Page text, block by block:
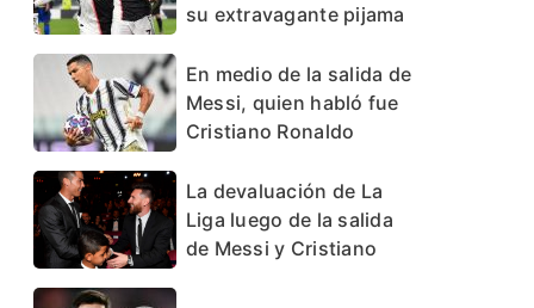
su extravagante pijama
En medio de la salida de
Messi, quien habló fue
Cristiano Ronaldo
La devaluación de La
Liga luego de la salida
de Messi y Cristiano